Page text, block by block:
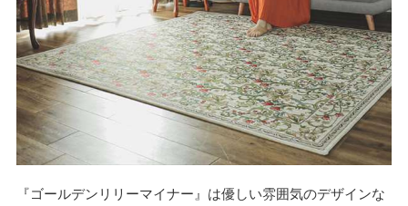
『ゴールデンリリーマイナー』は優しい雰囲気のデザインな